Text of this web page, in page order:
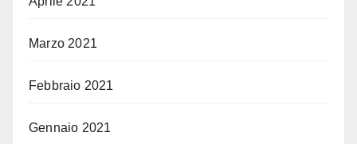
Marzo 2021
Febbraio 2021
Gennaio 2021